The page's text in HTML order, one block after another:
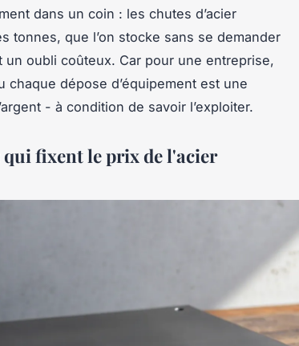
dans un coin : les chutes d’acier
tonnes, que l’on stocke sans se demander
un oubli coûteux. Car pour une entreprise,
dépose d’équipement est une
- à condition de savoir l’exploiter.
fixent le prix de l'acier